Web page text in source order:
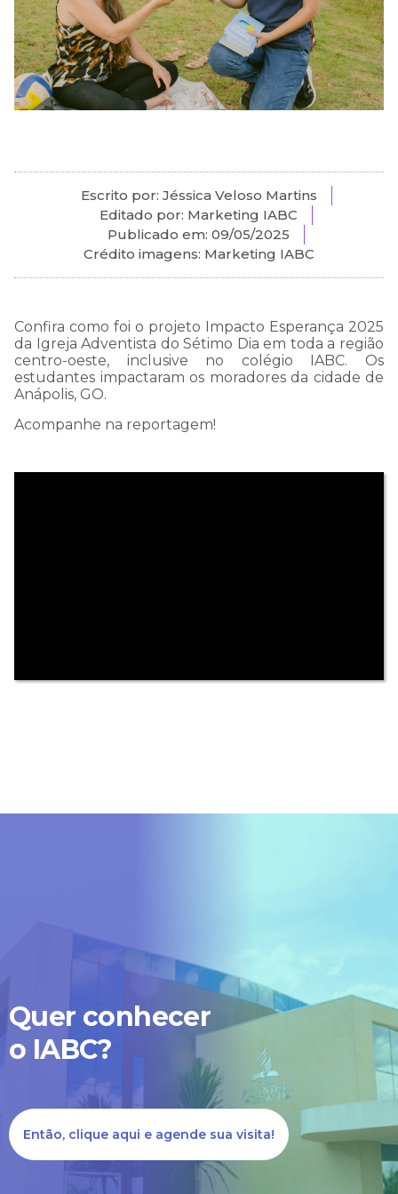
Escrito por: Jéssica Veloso Martins
Editado por: Marketing IABC
Publicado em: 09/05/2025
Crédito imagens: Marketing IABC
Confira como foi o projeto Impacto Esperança 2025
da Igreja Adventista do Sétimo Dia em toda a região
centro-oeste, inclusive no colégio IABC. Os
estudantes impactaram os moradores da cidade de
Anápolis, GO.
Acompanhe na reportagem!
Quer conhecer
o IABC?
Então, clique aqui e agende sua visita!
IMPORTANTE:
Prazo de normalização:
quinta-feira, 23/11/2023 às
17h
Nossa equipe está ligando
para cada mensagem
enviada!